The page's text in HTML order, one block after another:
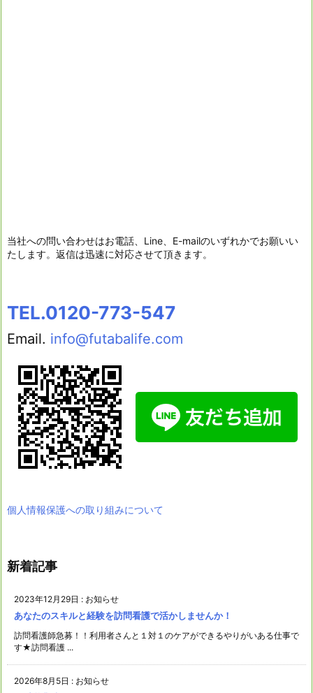
当社への問い合わせはお電話、Line、E-mailのいずれかでお願いい
たします。返信は迅速に対応させて頂きます。
TEL.0120-773-547
Email. info@futabalife.com
個人情報保護への取り組みについて
新着記事
2023年12月29日 : お知らせ
あなたのスキルと経験を訪問看護で活かしませんか！
訪問看護師急募！！利用者さんと１対１のケアができるやりがいある仕事で
す★訪問看護 ...
2026年8月5日 : お知らせ